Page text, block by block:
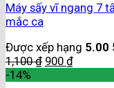
Máy sấy vĩ ngang 7
mắc ca
Được xếp hạng 5.00
1,100₫ 900 ₫
-14%